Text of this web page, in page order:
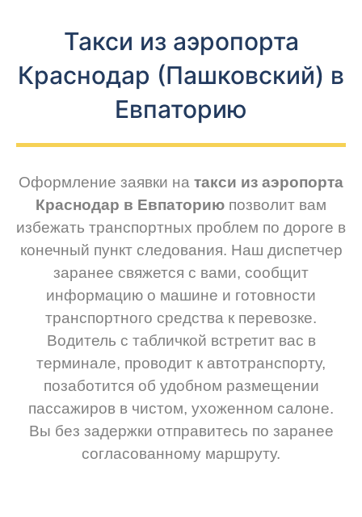
Такси из аэропорта
Краснодар (Пашковский) в
Евпаторию
Оформление заявки на такси из аэропорта
Краснодар в Евпаторию позволит вам
избежать транспортных проблем по дороге в
конечный пункт следования. Наш диспетчер
заранее свяжется с вами, сообщит
информацию о машине и готовности
транспортного средства к перевозке.
Водитель с табличкой встретит вас в
терминале, проводит к автотранспорту,
позаботится об удобном размещении
пассажиров в чистом, ухоженном салоне.
Вы без задержки отправитесь по заранее
согласованному маршруту.